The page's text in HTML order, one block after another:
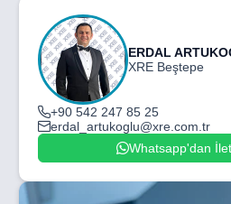
ERDAL
XRE Beştepe
+90 542 247 85 25
erdal_artukoglu@xre.com.tr
Whatsapp'dan